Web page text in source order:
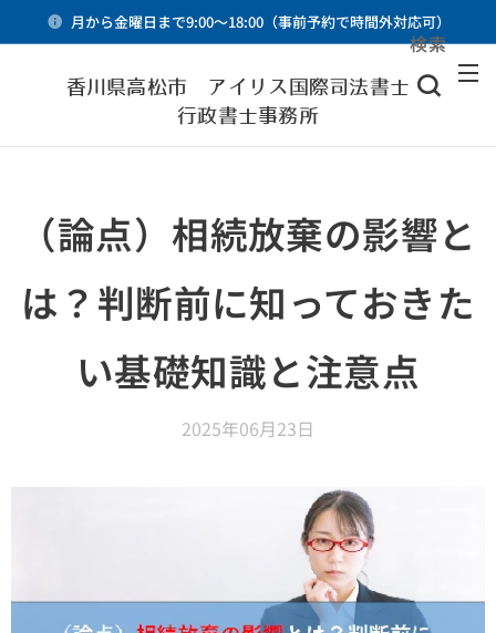
月から金曜日まで9:00～18:00（事前予約で時間外対応可）
香川県高松市 アイリス国際司法書士・
行政書士事務所
検索
（論点）相続放棄の影響と
は？判断前に知っておきた
い基礎知識と注意点
2025年06月23日